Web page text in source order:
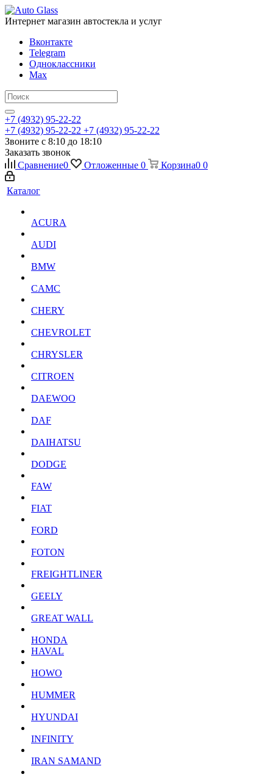
Интернет магазин автостекла и услуг
Вконтакте
Telegram
Одноклассники
Max
+7 (4932) 95-22-22
+7 (4932) 95-22-22 +7 (4932) 95-22-22
Звоните с 8:10 до 18:10
Заказать звонок
Сравнение0 Отложенные 0 Корзина0 0
Каталог
ACURA
AUDI
BMW
CAMC
CHERY
CHEVROLET
CHRYSLER
CITROEN
DAEWOO
DAF
DAIHATSU
DODGE
FAW
FIAT
FORD
FOTON
FREIGHTLINER
GEELY
GREAT WALL
HONDA
HAVAL
HOWO
HUMMER
HYUNDAI
INFINITY
IRAN SAMAND